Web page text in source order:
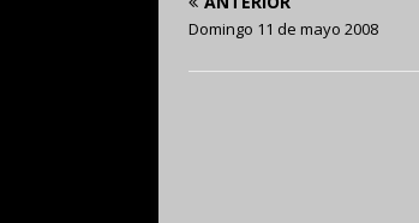
Domingo 11 de mayo 2008